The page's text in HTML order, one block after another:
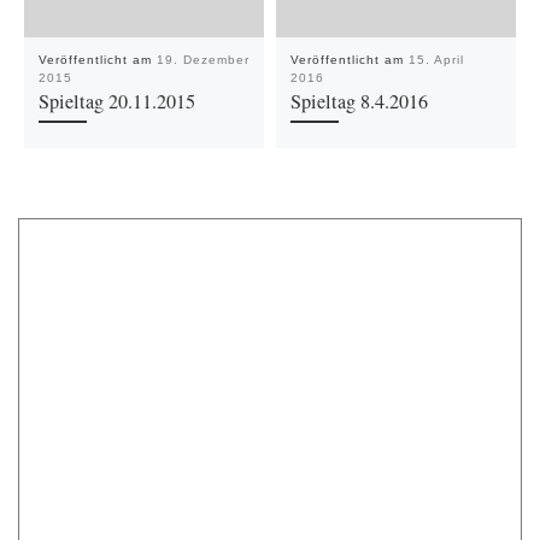
Veröffentlicht am 19. Dezember
2015
Spieltag 20.11.2015
Veröffentlicht am 15. April
2016
Spieltag 8.4.2016